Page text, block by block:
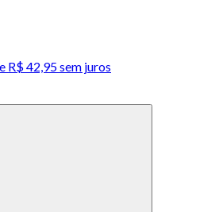
R$ 42,95 sem juros